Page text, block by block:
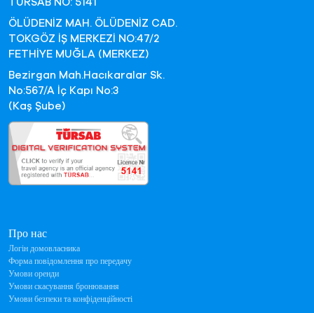
Про нас
Логін домовласника
Форма повідомлення про передачу
Умови оренди
Умови скасування бронювання
Умови безпеки та конфіденційності
TURSAB NO: 5141
ÖLÜDENİZ MAH. ÖLÜDENİZ CAD.
TOKGÖZ İŞ MERKEZİ NO:47/2
FETHİYE MUĞLA (MERKEZ)
Bezirgan Mah.Hacıkaralar Sk.
No:567/A İç Kapı No:3
(Kaş Şube)